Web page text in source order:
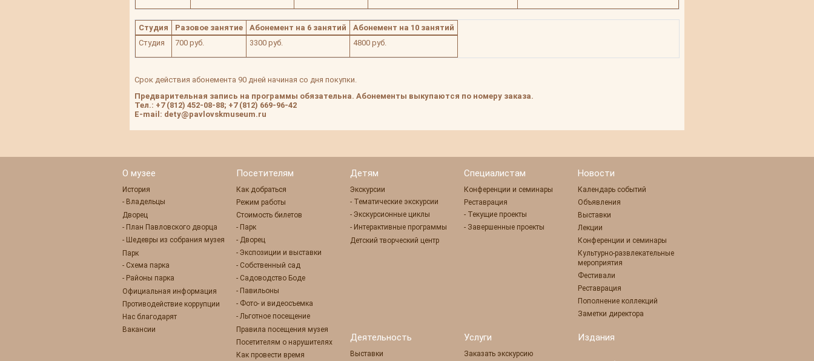
Студия Разовое занятие Абонемент на 6 занятий
Абонемент на 10 занятий
Студия
700 руб. 3300 руб. 4800 руб.
Срок действия абонемента 90 дней начиная со дня покупки.
Предварительная запись на программы обязательна. Абонементы выкупаются по номеру заказа.
Тел.: +7 (812) 452-08-88; +7 (812) 669-96-42
E-mail: dety@pavlovskmuseum.ru
О музее
История
- Владельцы
Дворец
- План Павловского дворца
- Шедевры из собрания музея
Парк
- Схема парка
- Районы парка
Официальная информация
Противодействие коррупции
Нас благодарят
Вакансии
Посетителям
Как добраться
Режим работы
Стоимость билетов
- Парк
- Дворец
- Экспозиции и выставки
- Собственный сад
- Садоводство Боде
- Павильоны
- Фото- и видеосъемка
- Льготное посещение
Правила посещения музея
Посетителям о нарушителях
Как провести время
Детям
Экскурсии
- Тематические экскурсии
- Экскурсионные циклы
- Интерактивные программы
Детский творческий центр
Специалистам
Конференции и семинары
Реставрация
- Текущие проекты
- Завершенные проекты
Новости
Календарь событий
Объявления
Выставки
Лекции
Конференции и семинары
Культурно-развлекательные
мероприятия
Фестивали
Реставрация
Пополнение коллекций
Заметки директора
Деятельность
Выставки
Услуги
Заказать экскурсию
Издания